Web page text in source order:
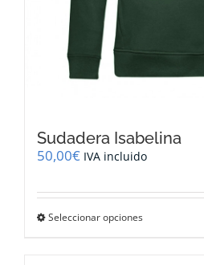
Sudadera Isabelina
50,00€ IVA incluido
Seleccionar opciones